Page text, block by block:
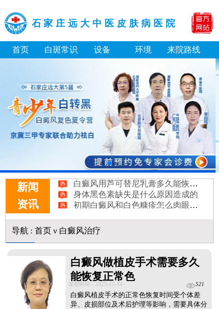
石家庄远大中医皮肤病医院
首页 白斑常识 设备 环境 来院路线
新闻
资讯
白癜风长期用激素药膏会有副作用吗
伍德灯结果显示亮白色荧光代表什么意思
脸上长了小白点是什么情况
白癜风用芦可替尼乳膏多久能恢复正常色
身体黑色素缺失是什么原因造成的
初期白癜风和白色糠疹怎么肉眼区分
石家庄远大中医皮肤病医院看白斑好吗
初期白癜风怎么治疗好得快
导航: 首页ν 白癜风治疗
白癜风做植皮手术需要多久
能恢复正常色
发布时间：2025-12-14 521
白癜风植皮手术的正常色恢复时间受个体差
异、皮损部位及术后护理等影响，需要具体分